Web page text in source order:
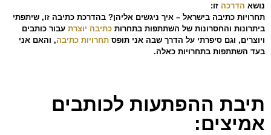
נושא הדרכה זו:
תחרויות כתיבה בישראל – איך ניגשים אליהן? בהדרכת כתיבה זו, שיתפתי
ביתרונות והחסרונות של השתתפות בתחרות כתיבה יוצרת עבור כותבים
ויוצרים, וגם סיפרתי על הדרך שבה אני תופס תחרויות כתיבה, והאם אני
בעד השתתפות בתחרויות כאלה.
תיבת ההפתעות לכותבים
אמיצים: